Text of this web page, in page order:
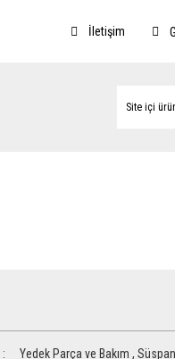
İletişim
Yedek Parça ve Bakım ,